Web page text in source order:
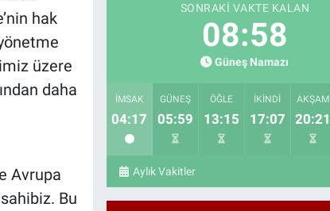
hak
üzere
daha
Avrupa
Bu
SONRAKI VAKTE KALAN
08:57
Güneş Namazı
İMSAK
04:17
GÜNEŞ
05:59
ÖĞLE
13:15
İKINDI
17:07
AKŞAM
20:21
Aylık Vakitler